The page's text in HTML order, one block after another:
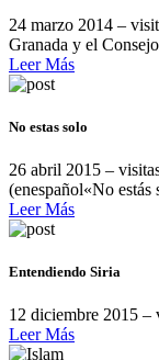
24 marzo 2014 –
Granada y el
Leer Más
No estas solo
26 abril 2015 –
(enespañol«No estás
Leer Más
Entendiendo Siria
12 diciembre 2015 –
Leer Más